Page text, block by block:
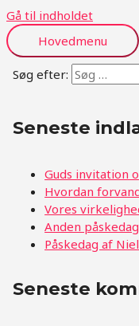
Gå til indholdet
Hovedmenu
Søg efter:
Seneste
Guds invitation
Hvordan
Vores
Anden
Påskedag af
Seneste